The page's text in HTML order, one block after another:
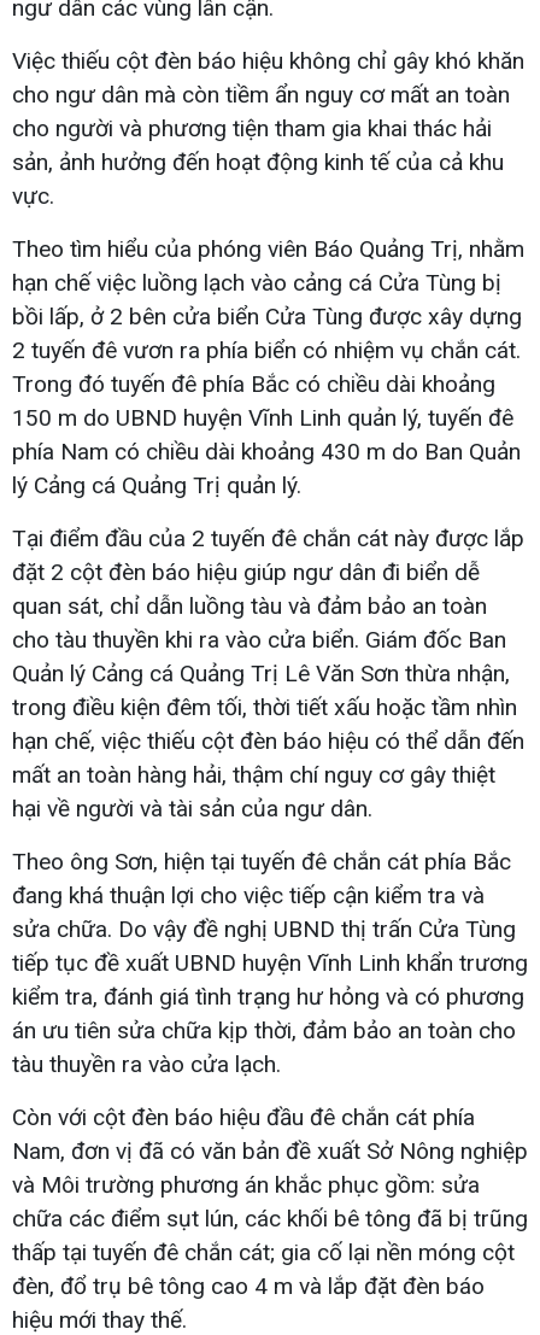
ngư dân các vùng lân cận.
Việc thiếu cột đèn báo hiệu không chỉ gây khó khăn
cho ngư dân mà còn tiềm ẩn nguy cơ mất an toàn
cho người và phương tiện tham gia khai thác hải
sản, ảnh hưởng đến hoạt động kinh tế của cả khu
vực.
Theo tìm hiểu của phóng viên Báo Quảng Trị, nhằm
hạn chế việc luồng lạch vào cảng cá Cửa Tùng bị
bồi lấp, ở 2 bên cửa biển Cửa Tùng được xây dựng
2 tuyến đê vươn ra phía biển có nhiệm vụ chắn cát.
Trong đó tuyến đê phía Bắc có chiều dài khoảng
150 m do UBND huyện Vĩnh Linh quản lý, tuyến đê
phía Nam có chiều dài khoảng 430 m do Ban Quản
lý Cảng cá Quảng Trị quản lý.
Tại điểm đầu của 2 tuyến đê chắn cát này được lắp
đặt 2 cột đèn báo hiệu giúp ngư dân đi biển dễ
quan sát, chỉ dẫn luồng tàu và đảm bảo an toàn
cho tàu thuyền khi ra vào cửa biển. Giám đốc Ban
Quản lý Cảng cá Quảng Trị Lê Văn Sơn thừa nhận,
trong điều kiện đêm tối, thời tiết xấu hoặc tầm nhìn
hạn chế, việc thiếu cột đèn báo hiệu có thể dẫn đến
mất an toàn hàng hải, thậm chí nguy cơ gây thiệt
hại về người và tài sản của ngư dân.
Theo ông Sơn, hiện tại tuyến đê chắn cát phía Bắc
đang khá thuận lợi cho việc tiếp cận kiểm tra và
sửa chữa. Do vậy đề nghị UBND thị trấn Cửa Tùng
tiếp tục đề xuất UBND huyện Vĩnh Linh khẩn trương
kiểm tra, đánh giá tình trạng hư hỏng và có phương
án ưu tiên sửa chữa kịp thời, đảm bảo an toàn cho
tàu thuyền ra vào cửa lạch.
Còn với cột đèn báo hiệu đầu đê chắn cát phía
Nam, đơn vị đã có văn bản đề xuất Sở Nông nghiệp
và Môi trường phương án khắc phục gồm: sửa
chữa các điểm sụt lún, các khối bê tông đã bị trũng
thấp tại tuyến đê chắn cát; gia cố lại nền móng cột
đèn, đổ trụ bê tông cao 4 m và lắp đặt đèn báo
hiệu mới thay thế.